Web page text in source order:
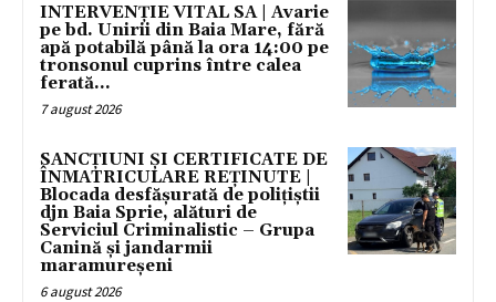
INTERVENȚIE VITAL SA | Avarie
pe bd. Unirii din Baia Mare, fără
apă potabilă până la ora 14:00 pe
tronsonul cuprins între calea
ferată...
7 august 2026
SANCȚIUNI ȘI CERTIFICATE DE
ÎNMATRICULARE REȚINUTE |
Blocada desfășurată de polițiștii
djn Baia Sprie, alături de
Serviciul Criminalistic – Grupa
Canină și jandarmii
maramureșeni
6 august 2026